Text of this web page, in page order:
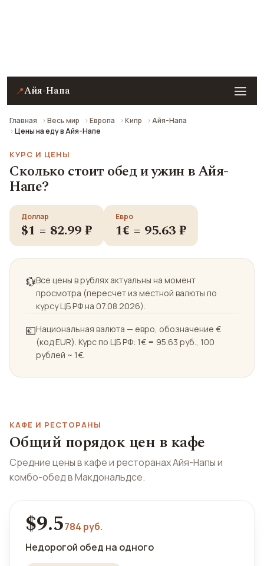
📍Айя-Напа
Главная Весь мир Европа Кипр
Айя-Напа
Цены на еду в Айя-Напе
КУРС И ЦЕНЫ
Сколько стоит обед и ужин в Айя-
Напе?
Доллар
$1 = 82.99 ₽
Евро
1€ = 95.63 ₽
💱Все цены в рублях актуальны на момент
просмотра (пересчет из местной валюты по
курсу ЦБ РФ на 07.08.2026).
💶Национальная валюта — евро, обозначение €
(код EUR). Курс по ЦБ РФ: 1€ = 95.63 руб., 100
рублей ~ 1€.
КАФЕ И РЕСТОРАНЫ
Общий порядок цен в кафе
Средние цены в кафе и ресторанах Айя-Напы и
комбо-обед в Макдональдсе.
$9.5784 руб.
Недорогой обед на одного